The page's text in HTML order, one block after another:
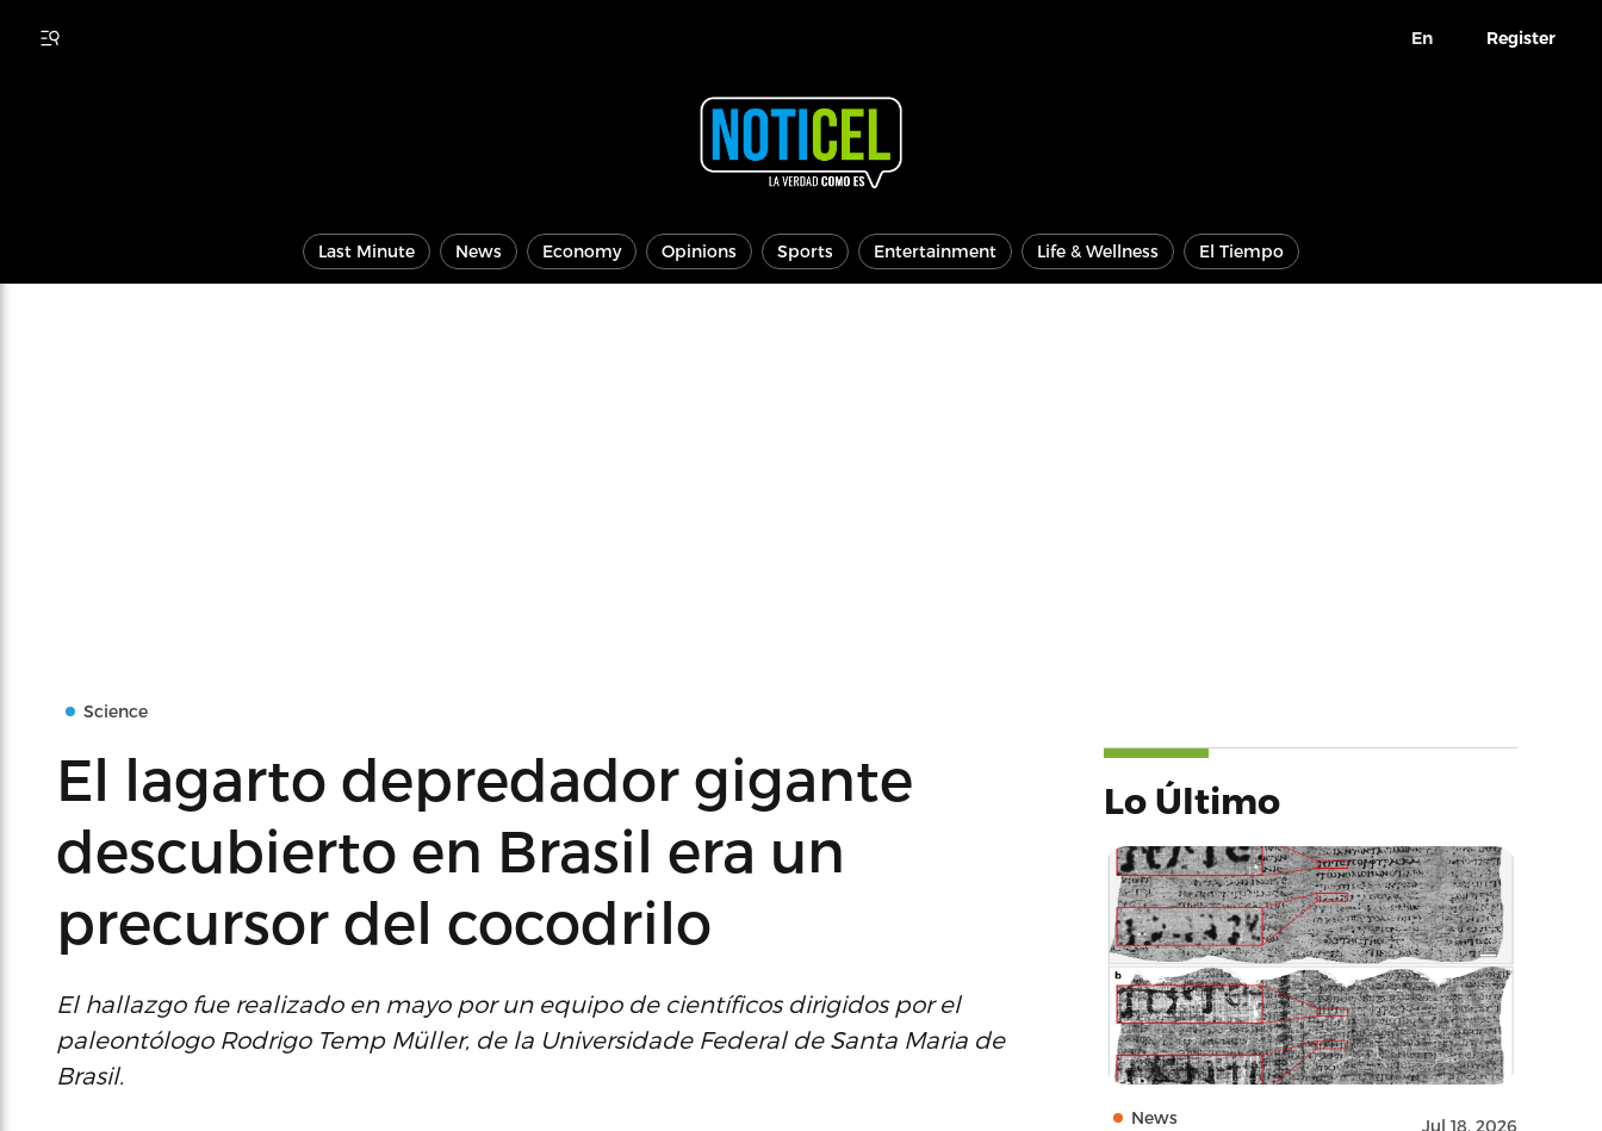
En Register
Last Minute News Economy Opinions Sports Entertainment Life & Wellness El Tiempo
Science
El lagarto depredador gigante
descubierto en Brasil era un
precursor del cocodrilo
El hallazgo fue realizado en mayo por un equipo de científicos dirigidos por el
paleontólogo Rodrigo Temp Müller, de la Universidade Federal de Santa Maria de
Brasil.
Lo Último
News Jul 18, 2026